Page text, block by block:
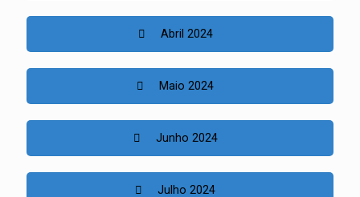
Abril 2024
Maio 2024
Junho 2024
Julho 2024